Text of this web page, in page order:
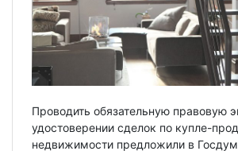
Проводить обязательную правовую
удостоверении сделок по купле-
недвижимости предложили в